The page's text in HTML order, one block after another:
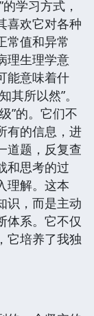
学习方式，
喜欢它对各种
常值和异常
理生理学意
能意味着什
所以然”。
”的。它们不
有的信息，进
道题，反复查
和思考的过
理解。这本
识，而是主动
体系。它不仅
它培养了我独